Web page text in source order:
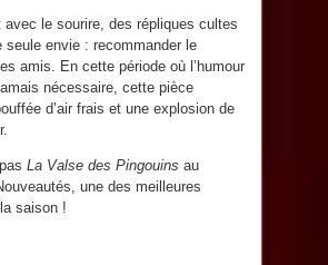
avec le sourire, des répliques cultes
seule envie : recommander le
amis. En cette période où l’humour
nécessaire, cette pièce
d’air frais et une explosion de
La Valse des Pingouins au
une des meilleures
saison !